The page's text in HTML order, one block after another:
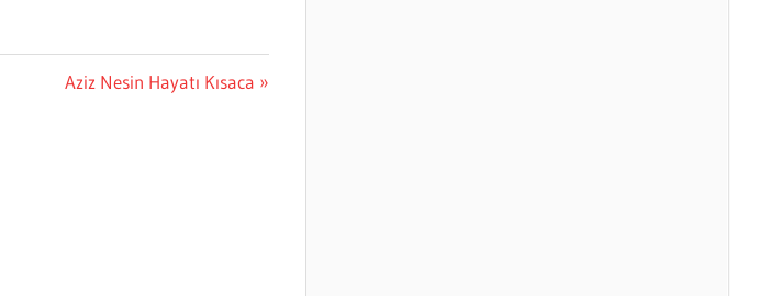
Next
Aziz Nesin Hayatı Kısaca